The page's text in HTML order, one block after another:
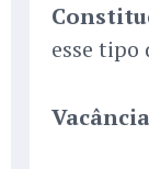
esse tipo
Vacância